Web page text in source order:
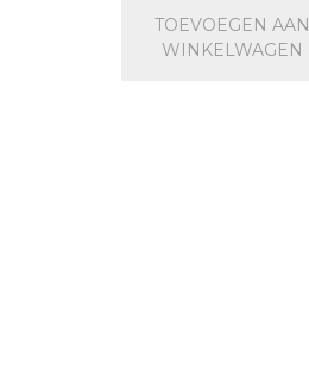
TOEVOEGEN AAN
WINKELWAGEN